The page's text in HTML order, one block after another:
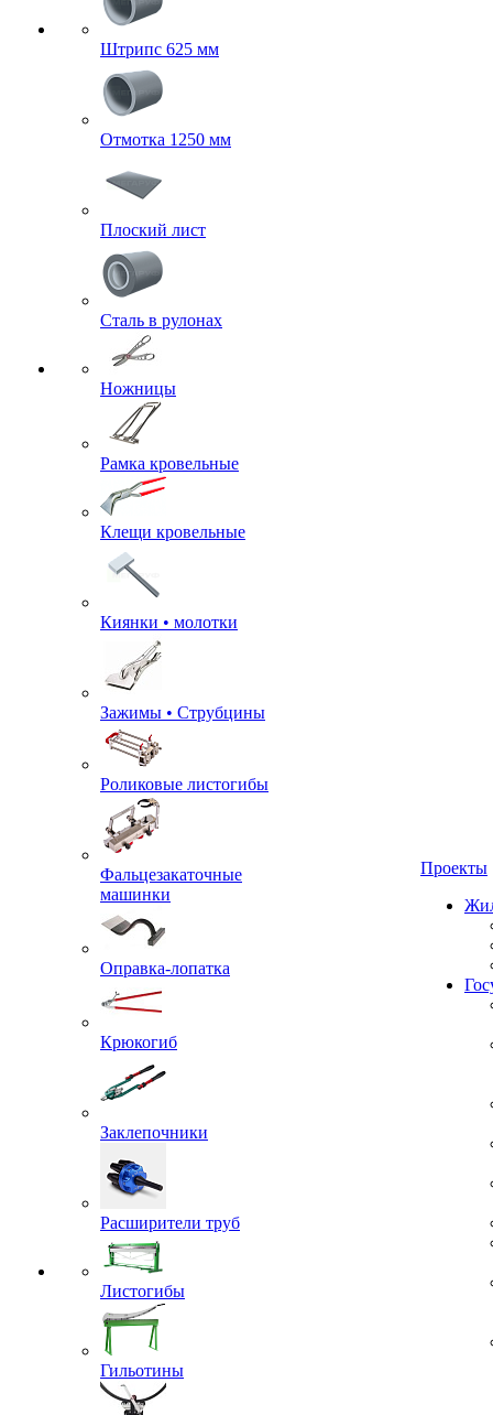
Штрипс 625 мм
Отмотка 1250 мм
Плоский лист
Сталь в рулонах
Ножницы
Рамка кровельные
Клещи кровельные
Киянки • молотки
Зажимы • Струбцины
Роликовые листогибы
Фальцезакаточные
машинки
Оправка-лопатка
Крюкогиб
Заклепочники
Расширители труб
Листогибы
Гильотины
Проекты